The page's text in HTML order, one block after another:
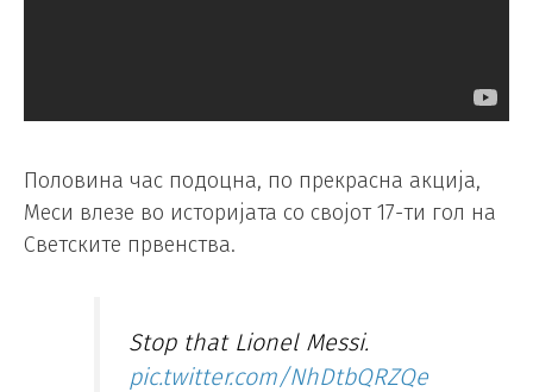
Половина час подоцна, по прекрасна акција,
Меси влезе во историјата со својот 17-ти гол на
Светските првенства.
Stop that Lionel Messi.
pic.twitter.com/NhDtbQRZQe